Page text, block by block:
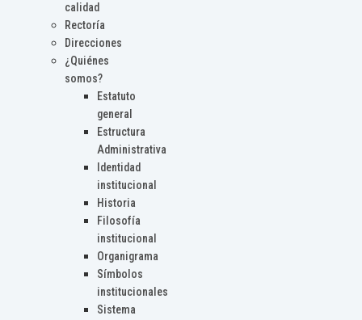
calidad
Rectoría
Direcciones
¿Quiénes
somos?
Estatuto
general
Estructura
Administrativa
Identidad
institucional
Historia
Filosofía
institucional
Organigrama
Símbolos
institucionales
Sistema